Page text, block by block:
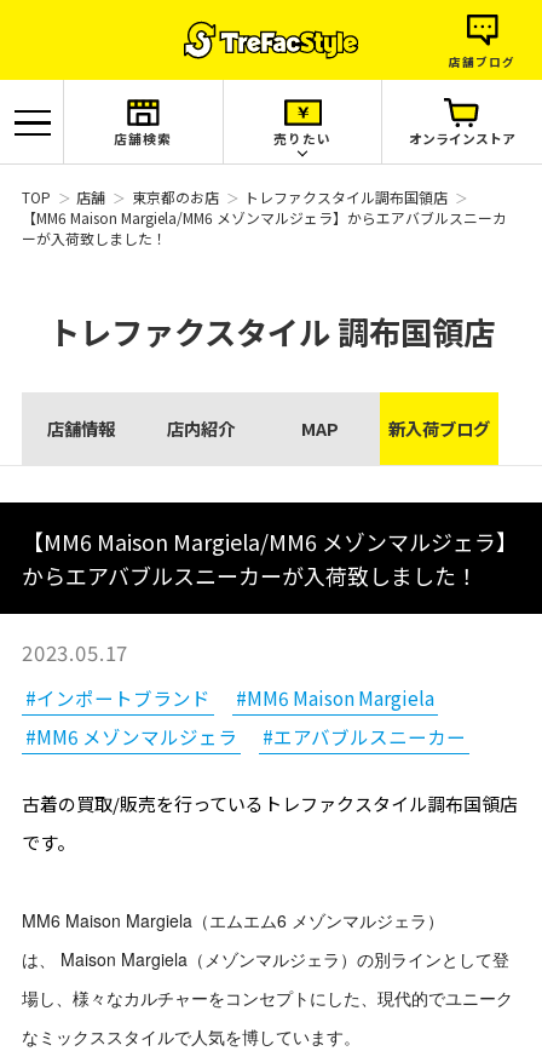
店舗ブログ
店舗検索 売りたい オンラインストア
TOP 店舗 東京都のお店
トレファクスタイル調布国領店
【MM6 Maison Margiela/MM6 メゾンマルジェラ】からエアバブルスニーカ
ーが入荷致しました！
トレファクスタイル調布国領店
店舗情報 店内紹介 MAP 新入荷ブログ
【MM6 Maison Margiela/MM6 メゾンマルジェラ】
からエアバブルスニーカーが入荷致しました！
2023.05.17
#インポートブランド
#MM6 Maison Margiela
#MM6 メゾンマルジェラ
#エアバブルスニーカー
古着の買取/販売を行っているトレファクスタイル調布国領店
です。
MM6 Maison Margiela（エムエム6 メゾンマルジェラ）
は、 Maison Margiela（メゾンマルジェラ）の別ラインとして登
場し、様々なカルチャーをコンセプトにした、現代的でユニーク
なミックススタイルで人気を博しています。